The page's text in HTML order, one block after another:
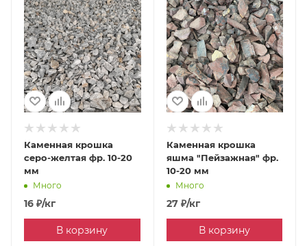
Каменная крошка
серо-желтая фр. 10-20
мм
Много
16 ₽/кг
В корзину
Каменная крошка
яшма "Пейзажная" фр.
10-20 мм
Много
27₽/кг
В корзину